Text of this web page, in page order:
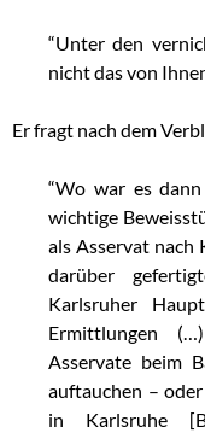
“Unter den
nicht das von
Er fragt nach dem
“Wo war es
wichtige
als Asservat nach
darüber
Karlsruher
Ermittlungen
Asservate beim
auftauchen –
in Karlsruhe